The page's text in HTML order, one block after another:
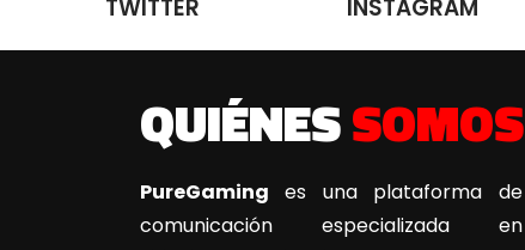
TWITTER INSTAGRAM
QUIÉNESSOMOS
PureGaming es una plataforma de
comunicación especializada en